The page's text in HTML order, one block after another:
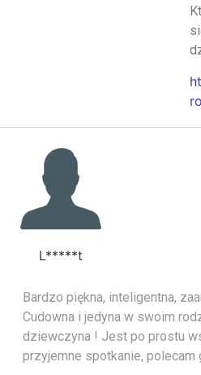
L*****t
Bardzo piękna, inteligentna,
Cudowna i jedyna w swoim
dziewczyna ! Jest po prostu
przyjemne spotkanie, polecam